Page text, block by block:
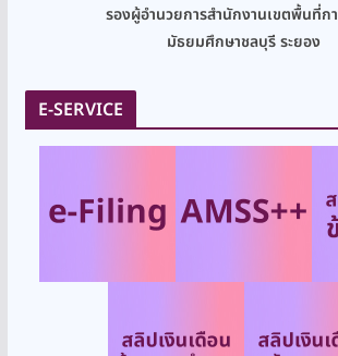
รองผู้อำนวยการสำนักงานเขตพื้นที่ก
มัธยมศึกษาชลบุรี ระยอง
E-SERVICE